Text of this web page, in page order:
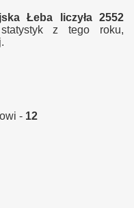
Łeba liczyła 2552
z tego roku,
- 12